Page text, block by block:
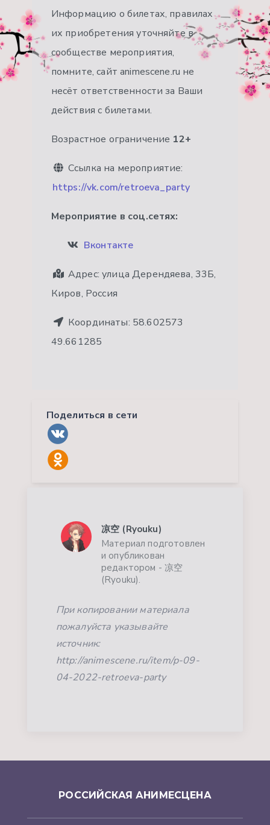
Информацию о билетах, правилах
их приобретения уточняйте в
сообществе мероприятия,
помните, сайт animescene.ru не
несёт ответственности за Ваши
действия с билетами.
Возрастное ограничение 12+
Ссылка на мероприятие:
https://vk.com/retroeva_party
Мероприятие в соц.сетях:
Вконтакте
Адрес:улица Дерендяева, 33Б,
Киров, Россия
Координаты: 58.602573
49.661285
Поделиться в сети
凉空 (Ryouku)
Материал подготовлен
и опубликован
редактором - 凉空
(Ryouku).
При копировании материала
пожалуйста указывайте
источник:
http://animescene.ru/item/p-09-
04-2022-retroeva-party
РОССИЙСКАЯ АНИМЕСЦЕНА